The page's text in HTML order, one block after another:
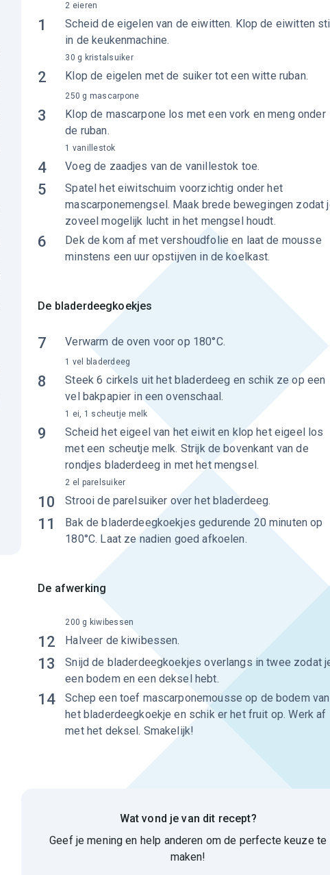
1
Scheid de eigelen van de eiwitten. Klop de eiwitten
in de keukenmachine.
2 eieren
2 Klop de eigelen met de suiker tot een witte ruban.
30 g kristalsuiker
3
Klop de mascarpone los met een vork en meng onder
de ruban.
250 g mascarpone
4 Voeg de zaadjes van de vanillestok toe.
1 vanillestok
5
Spatel het eiwitschuim voorzichtig onder het
mascarponemengsel. Maak brede bewegingen zodat
zoveel mogelijk lucht in het mengsel houdt.
6
Dek de kom af met vershoudfolie en laat de mousse
minstens een uur opstijven in de koelkast.
De bladerdeegkoekjes
7 Verwarm de oven voor op 180°C.
8
Steek 6 cirkels uit het bladerdeeg en schik ze op een
vel bakpapier in een ovenschaal.
1 vel bladerdeeg
9
Scheid het eigeel van het eiwit en klop het eigeel los
met een scheutje melk. Strijk de bovenkant van de
rondjes bladerdeeg in met het mengsel.
1 ei, 1 scheutje melk
10 Strooi de parelsuiker over het bladerdeeg.
2 el parelsuiker
11
Bak de bladerdeegkoekjes gedurende 20 minuten op
180°C. Laat ze nadien goed afkoelen.
De afwerking
12 Halveer de kiwibessen.
200 g kiwibessen
13
Snijd de bladerdeegkoekjes overlangs in twee zodat
een bodem en een deksel hebt.
14
Schep een toef mascarponemousse op de bodem van
het bladerdeegkoekje en schik er het fruit op. Werk af
met het deksel. Smakelijk!
Wat vond je van dit recept?
Geef je mening en help anderen om de perfecte keuze te
maken!